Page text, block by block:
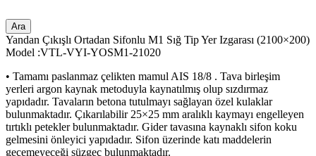
Ara
Yandan Çıkışlı Ortadan Sifonlu M1 Sığ Tip Yer Izgarası (2100×200)
Model :VTL-VYI-YOSM1-21020
• Tamamı paslanmaz çelikten mamul AIS 18/8 . Tava birleşim
yerleri argon kaynak metoduyla kaynatılmış olup sızdırmaz
yapıdadır. Tavaların betona tutulmayı sağlayan özel kulaklar
bulunmaktadır. Çıkarılabilir 25×25 mm aralıklı kaymayı engelleyen
tırtıklı petekler bulunmaktadır. Gider tavasına kaynaklı sifon koku
gelmesini önleyici yapıdadır. Sifon üzerinde katı maddelerin
geçemeyeceği süzgeç bulunmaktadır.